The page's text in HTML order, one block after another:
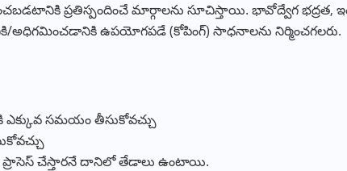
ప్రతిస్పందించే మార్గాలను సూచిస్తాయి. భావోద్వేగ భద్రత,
అధిగమించడానికి ఉపయోగపడే (కోపింగ్) సాధనాలను నిర్మించగలరు.
సమయం తీసుకోవచ్చు
చేస్తారనే దానిలో తేడాలు ఉంటాయి.